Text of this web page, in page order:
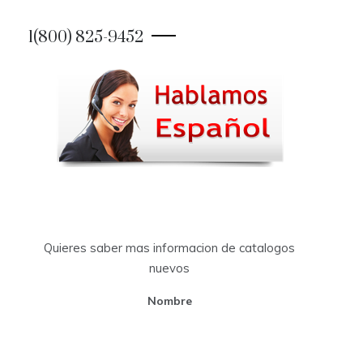
1(800) 825-9452
Quieres saber mas informacion de catalogos
nuevos
Nombre